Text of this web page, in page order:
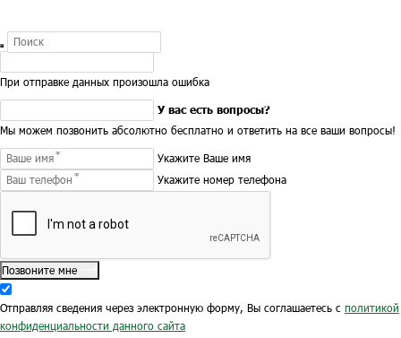
При отправке данных произошла ошибка
У вас есть вопросы?
Мы можем позвонить абсолютно бесплатно и ответить на все ваши вопросы!
Укажите Ваше имя
Укажите номер телефона
Позвоните мне
Отправляя сведения через электронную форму, Вы соглашаетесь с политикой
конфиденциальности данного сайта